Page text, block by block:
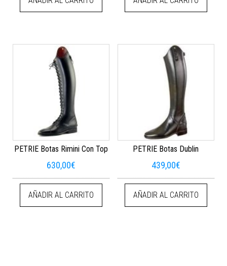
PETRIE Botas Rimini Con Top
630,00€
AÑADIR AL CARRITO
PETRIE Botas Dublin
439,00€
AÑADIR AL CARRITO